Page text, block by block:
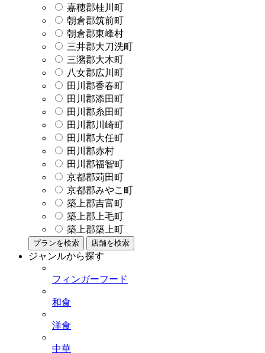
嘉穂郡桂川町
朝倉郡筑前町
朝倉郡東峰村
三井郡大刀洗町
三潴郡大木町
八女郡広川町
田川郡香春町
田川郡添田町
田川郡糸田町
田川郡川崎町
田川郡大任町
田川郡赤村
田川郡福智町
京都郡苅田町
京都郡みやこ町
築上郡吉富町
築上郡上毛町
築上郡築上町
プランを検索 店舗を検索
ジャンルから探す
フィンガーフード
和食
洋食
中華